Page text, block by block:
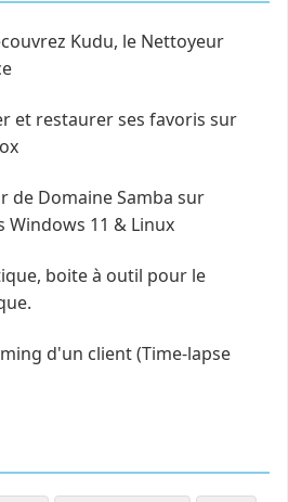
Kudu, le Nettoyeur
et restaurer ses favoris sur
de Domaine Samba sur
Windows 11 & Linux
boite à outil pour le
d'un client (Time-lapse